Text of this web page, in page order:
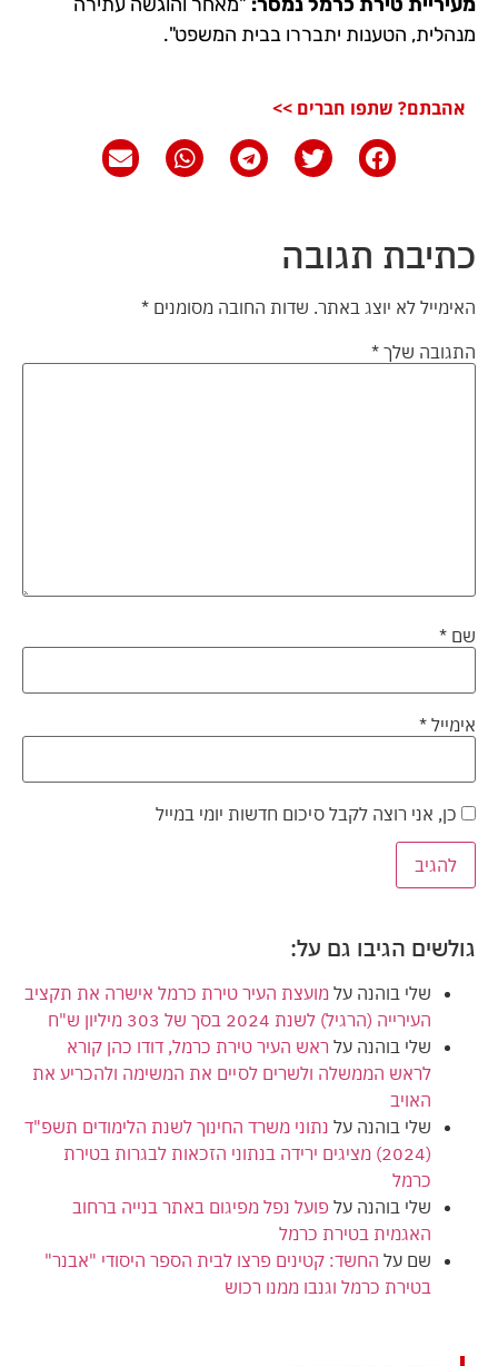
מנהלית, הטענות יתבררו בבית המשפט".
אהבתם? שתפו חברים >>
כתיבת תגובה
האימייל לא יוצג באתר. שדות החובה מסומנים *
התגובה שלך *
שם *
אימייל *
כן, אני רוצה לקבל סיכום חדשות יומי במייל
גולשים הגיבו גם על:
שלי בוהנה על מועצת העיר טירת כרמל אישרה את תקציב
העירייה (הרגיל) לשנת 2024 בסך של 303 מיליון ש"ח
שלי בוהנה על ראש העיר טירת כרמל, דודו כהן קורא
לראש הממשלה ולשרים לסיים את המשימה ולהכריע את
האויב
שלי בוהנה על נתוני משרד החינוך לשנת הלימודים תשפ"ד
(2024) מציגים ירידה בנתוני הזכאות לבגרות בטירת
כרמל
שלי בוהנה על פועל נפל מפיגום באתר בנייה ברחוב
האגמית בטירת כרמל
שם על החשד: קטינים פרצו לבית הספר היסודי "אבנר"
בטירת כרמל וגנבו ממנו רכוש